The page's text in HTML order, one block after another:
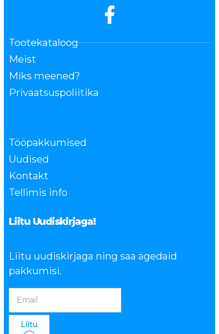
Tootekataloog
Meist
Miks meened?
Privaatsuspoliitika
Tööpakkumised
Uudised
Kontakt
Tellimis info
Liitu Uudiskirjaga!
Liitu uudiskirjaga ning saa ägedaid
pakkumisi.
Liitu